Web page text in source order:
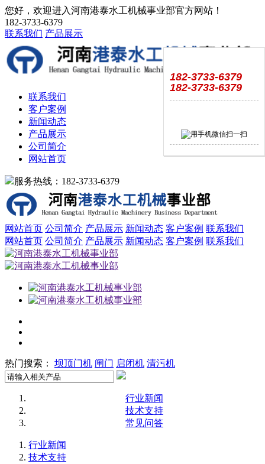
您好，欢迎进入河南港泰水工机械事业部官方网站！
182-3733-6379
联系我们 产品展示
联系我们
客户案例
新闻动态
产品展示
公司简介
网站首页
服务热线：182-3733-6379
网站首页 公司简介 产品展示 新闻动态 客户案例 联系我们
网站首页 公司简介 产品展示 新闻动态 客户案例 联系我们
热门搜索： 坝顶门机 闸门 启闭机 清污机
行业新闻
技术支持
常见问答
行业新闻
技术支持
182-3733-6379
182-3733-6379